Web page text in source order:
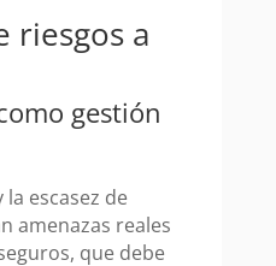
riesgos a
gestión
escasez de
amenazas reales
que debe